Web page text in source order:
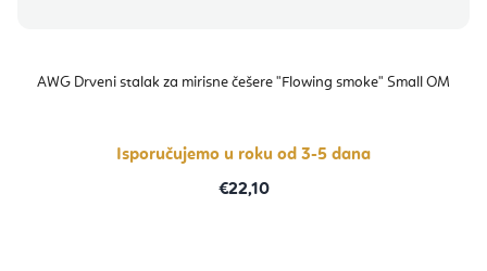
AWG Drveni stalak za mirisne češere "Flowing smoke" Small OM
Isporučujemo u roku od 3-5 dana
€22,10